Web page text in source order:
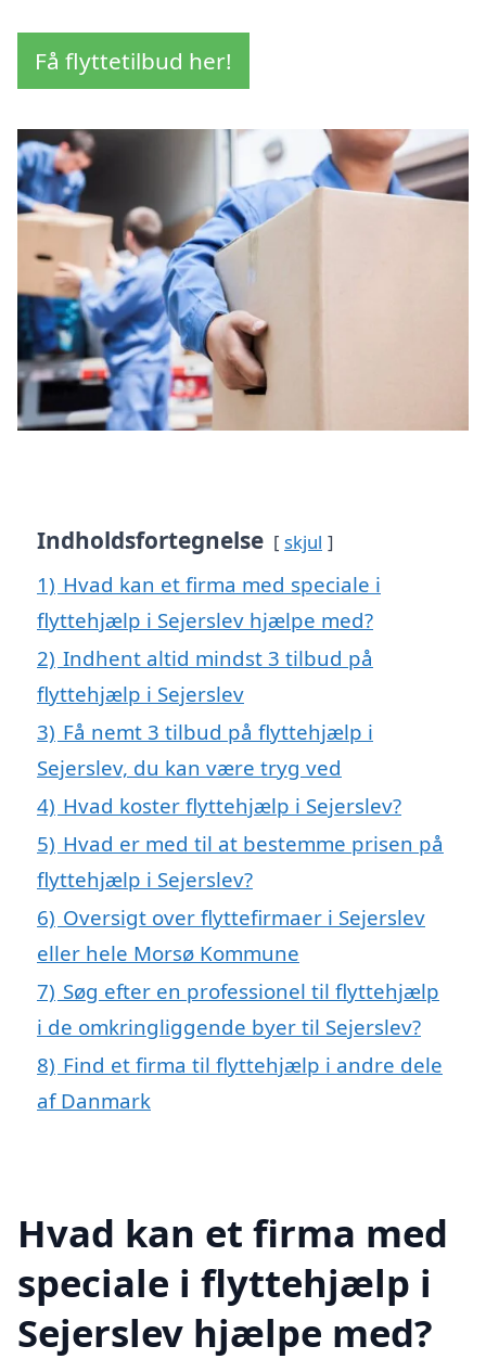
Få flyttetilbud her!
Indholdsfortegnelse skjul
1) Hvad kan et firma med speciale i
flyttehjælp i Sejerslev hjælpe med?
2) Indhent altid mindst 3 tilbud på
flyttehjælp i Sejerslev
3) Få nemt 3 tilbud på flyttehjælp i
Sejerslev, du kan være tryg ved
4) Hvad koster flyttehjælp i Sejerslev?
5) Hvad er med til at bestemme prisen på
flyttehjælp i Sejerslev?
6) Oversigt over flyttefirmaer i Sejerslev
eller hele Morsø Kommune
7) Søg efter en professionel til flyttehjælp
i de omkringliggende byer til Sejerslev?
8) Find et firma til flyttehjælp i andre dele
af Danmark
Hvad kan et firma med
speciale i flyttehjælp i
Sejerslev hjælpe med?